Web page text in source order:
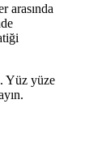
arasında
Yüz yüze